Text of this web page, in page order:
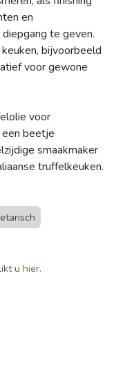
en
te geven.
bijvoorbeeld
voor gewone
voor
beetje
smaakmaker
truffelkeuken.
u hier.